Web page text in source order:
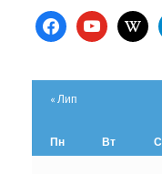
facebookyoutube
Пн Вт
« Лип